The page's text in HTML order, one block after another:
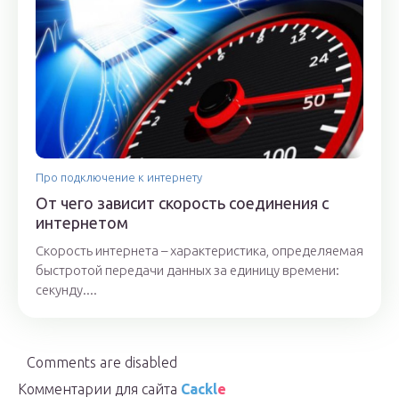
Про подключение к интернету
От чего зависит скорость соединения с
интернетом
Скорость интернета – характеристика, определяемая
быстротой передачи данных за единицу времени:
секунду....
Comments are disabled
Комментарии для сайта Cackle